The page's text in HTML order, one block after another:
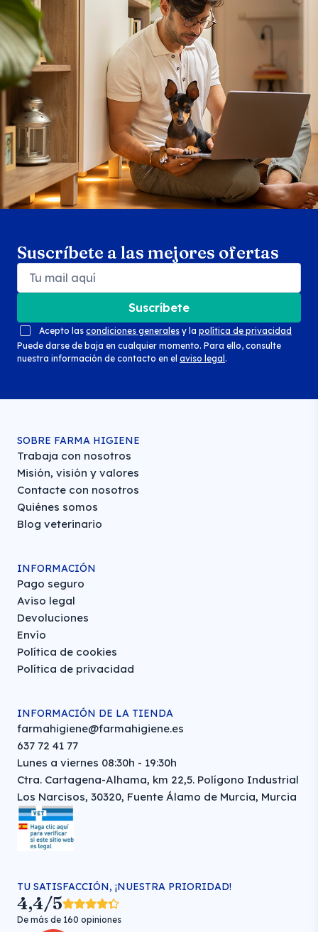
Suscríbete a las mejores ofertas
Suscríbete
Acepto las condiciones generales y la política de privacidad
Puede darse de baja en cualquier momento. Para ello, consulte
nuestra información de contacto en el aviso legal .
Search products
SOBRE FARMA HIGIENE
Trabaja con nosotros
Misión, visión y valores
Contacte con nosotros
Quiénes somos
Blog veterinario
INFORMACIÓN
Pago seguro
Aviso legal
Devoluciones
Envío
Política de cookies
Política de privacidad
INFORMACIÓN DE LA TIENDA
farmahigiene@farmahigiene.es
637 72 41 77
Lunes a viernes 08:30h - 19:30h
Ctra. Cartagena-Alhama, km 22,5. Polígono Industrial
Los Narcisos, 30320, Fuente Álamo de Murcia, Murcia
TU SATISFACCIÓN, ¡NUESTRA PRIORIDAD!
4,4/5
De más de 160 opiniones